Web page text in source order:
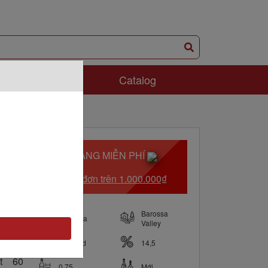
Catalog
60
GIAO HÀNG MIỄN PHÍ
Với hóa đơn trên 1.000.000₫
Australia
Barossa
Valley
Blended
14,5